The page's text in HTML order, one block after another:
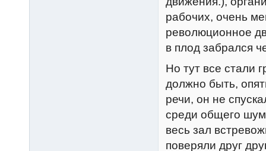
рабочих, очень
революционное
в плод забрался
Но тут все стали
должно быть,
речи, он не
среди общего
весь зал
поверяли друг